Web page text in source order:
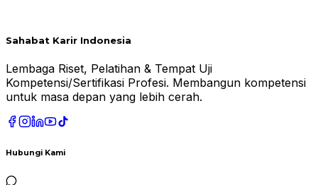
Sahabat Karir Indonesia
Lembaga Riset, Pelatihan & Tempat Uji
Kompetensi/Sertifikasi Profesi. Membangun kompetensi
untuk masa depan yang lebih cerah.
Hubungi Kami